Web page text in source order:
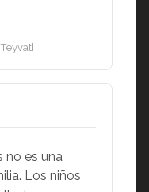
no es una
Los niños